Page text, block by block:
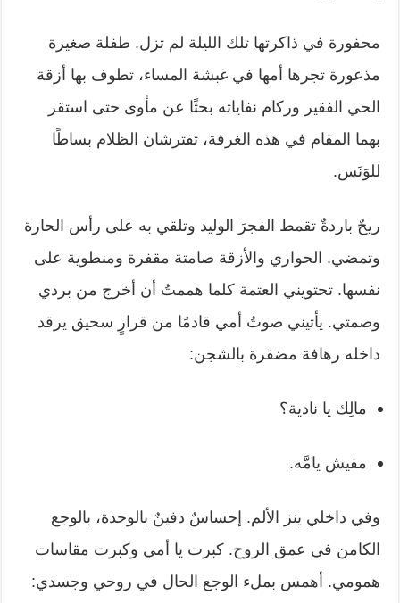
محفورة في ذاكرتها تلك الليلة لم تزل. طفلة صغيرة
مذعورة تجرها أمها في غبشة المساء، تطوف بها أزقة
الحي الفقير وركام نفاياته بحثًا عن مأوى حتى استقر
بهما المقام في هذه الغرفة، تفترشان الظلام بساطًا
للوَنَس.
ريحٌ باردةٌ تقمط الفجرَ الوليد وتلقي به على رأس الحارة
وتمضي. الحواري والأزقة صامتة مقفرة ومنطوية على
نفسها. تحتويني العتمة كلما هممتُ أن أخرج من بردي
وصمتي. يأتيني صوتُ أمي قادمًا من قرارٍ سحيق يرقد
داخله رهافة مضفرة بالشجن:
مالِك يا نادية؟
مفيش يامَّه.
وفي داخلي ينز الألم. إحساسٌ دفينٌ بالوحدة، بالوجع
الكامن في عمق الروح. كبرت يا أمي وكبرت مقاسات
همومي. أهمس بملء الوجع الحال في روحي وجسدي: